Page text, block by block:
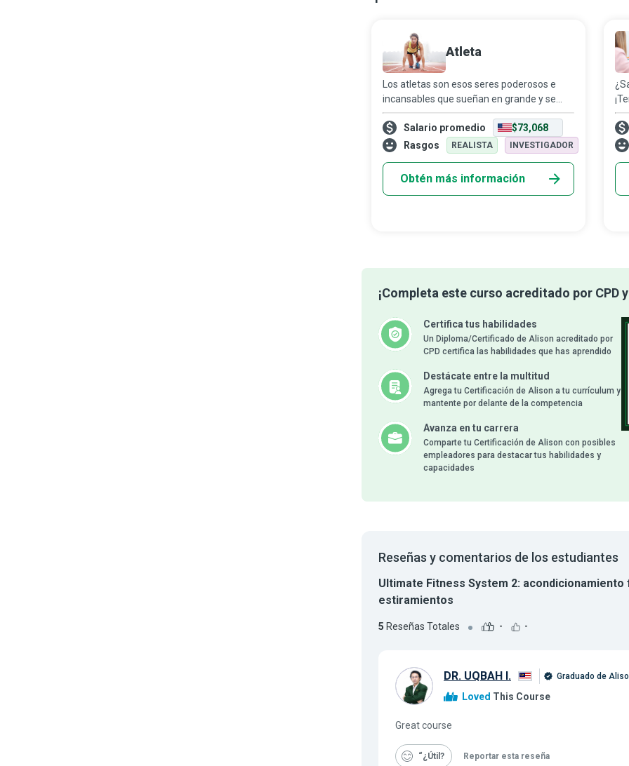
Atleta
Los atletas son esos seres poderosos e
incansables que sueñan en grande y se
esfuerzan al máximo... que han logrado
ocupar los primeros lugares en su disciplina
deportiva tras años de entrenamiento.
Salario promedio
$73,068
Rasgos
REALISTA INVESTIGADOR
Obtén más información
la
¡Completa este curso acreditado por CPD
Certifica tus habilidades
Un Diploma/Certificado de Alison acreditado por
CPD certifica las habilidades que has aprendido
Destácate entre la multitud
Agrega tu Certificación de Alison a tu currículum y
mantente por delante de la competencia
Avanza en tu carrera
Comparte tu Certificación de Alison con posibles
empleadores para destacar tus habilidades y
capacidades
Reseñas y comentarios de los estudiantes
Ultimate Fitness System 2:
estiramientos
5 Reseñas Totales - -
DR. UQBAH I. Graduado de
Loved This Course
Great course
“¿Útil Reportar esta reseña